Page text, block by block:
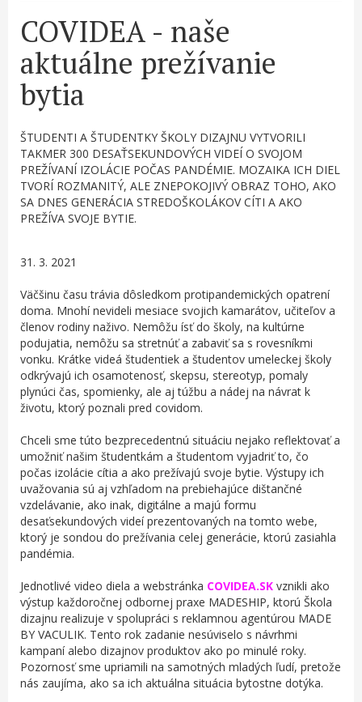
COVIDEA - naše
aktuálne prežívanie
bytia
ŠTUDENTI A ŠTUDENTKY ŠKOLY DIZAJNU VYTVORILI
TAKMER 300 DESAŤSEKUNDOVÝCH VIDEÍ O SVOJOM
PREŽÍVANÍ IZOLÁCIE POČAS PANDÉMIE. MOZAIKA ICH DIEL
TVORÍ ROZMANITÝ, ALE ZNEPOKOJIVÝ OBRAZ TOHO, AKO
SA DNES GENERÁCIA STREDOŠKOLÁKOV CÍTI A AKO
PREŽÍVA SVOJE BYTIE.
31. 3. 2021
Väčšinu času trávia dôsledkom protipandemických opatrení
doma. Mnohínevideli mesiace svojich kamarátov, učiteľov a
členov rodiny naživo. Nemôžu ísť do školy, na kultúrne
podujatia, nemôžu sa stretnúť a zabaviť sa s rovesníkmi
vonku. Krátke videá študentiek a študentov umeleckej školy
odkrývajú ich osamotenosť, skepsu, stereotyp, pomaly
plynúci čas, spomienky, ale aj túžbu a nádej na návrat k
životu, ktorý poznali pred covidom.
Chceli sme túto bezprecedentnú situáciu nejako reflektovať a
umožniťnašim študentkám a študentom vyjadriť to, čo
počas izolácie cítia a ako prežívajú svoje bytie. Výstupy ich
uvažovania sú aj vzhľadom na prebiehajúce dištančné
vzdelávanie, ako inak, digitálne a majú formu
desaťsekundových videí prezentovaných na tomto webe,
ktorý je sondou do prežívania celej generácie, ktorú zasiahla
pandémia.
Jednotlivé video diela a webstránka COVIDEA.SK vznikli ako
výstup každoročnej odbornej praxe MADESHIP, ktorú Škola
dizajnu realizuje v spolupráci s reklamnou agentúrou MADE
BY VACULIK. Tento rok zadanie nesúviselo s návrhmi
kampaní alebo dizajnov produktov ako po minulé roky.
Pozornosť sme upriamili na samotných mladých ľudí, pretože
nás zaujíma, ako sa ich aktuálna situácia bytostne dotýka.